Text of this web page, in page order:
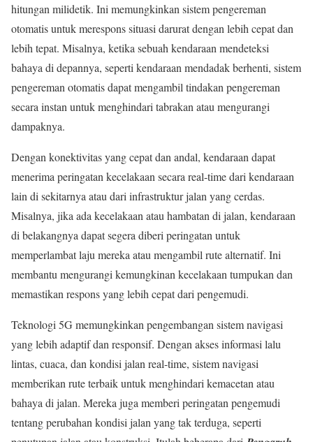
hitungan milidetik. Ini memungkinkan sistem pengereman
otomatis untuk merespons situasi darurat dengan lebih cepat dan
lebih tepat. Misalnya, ketika sebuah kendaraan mendeteksi
bahaya di depannya, seperti kendaraan mendadak berhenti, sistem
pengereman otomatis dapat mengambil tindakan pengereman
secara instan untuk menghindari tabrakan atau mengurangi
dampaknya.
Dengan konektivitas yang cepat dan andal, kendaraan dapat
menerima peringatan kecelakaan secara real-time dari kendaraan
lain di sekitarnya atau dari infrastruktur jalan yang cerdas.
Misalnya, jika ada kecelakaan atau hambatan di jalan, kendaraan
di belakangnya dapat segera diberi peringatan untuk
memperlambat laju mereka atau mengambil rute alternatif. Ini
membantu mengurangi kemungkinan kecelakaan tumpukan dan
memastikan respons yang lebih cepat dari pengemudi.
Teknologi 5G memungkinkan pengembangan sistem navigasi
yang lebih adaptif dan responsif. Dengan akses informasi lalu
lintas, cuaca, dan kondisi jalan real-time, sistem navigasi
memberikan rute terbaik untuk menghindari kemacetan atau
bahaya di jalan. Mereka juga memberi peringatan pengemudi
tentang perubahan kondisi jalan yang tak terduga, seperti